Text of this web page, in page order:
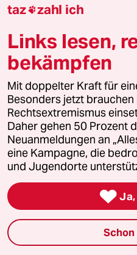
in
nicht
direkten Druck
es sogar so,
freiwillig zu
zurückkehren.
Muslima, die
zum Ablegen
wollte. Sie
aufgegeben,
besteht, dass
wohler fühlt.
Es ist also
mit Kopftuch/
Mann zu
Dahinter
Festhalten an
taz zahl ich
Links lesen,
bekämpfen
Mit doppelter Kraft für
Besonders jetzt
Rechtsextremismus
Daher gehen 50 Prozent
Neuanmeldungen an
eine Kampagne, die
und Jugendorte
